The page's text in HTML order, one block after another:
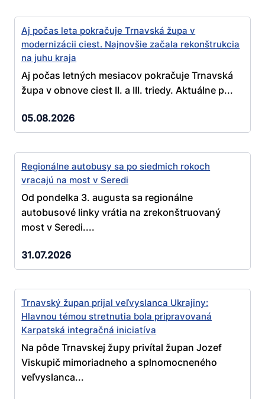
Aj počas leta pokračuje Trnavská župa v
modernizácii ciest. Najnovšie začala rekonštrukcia
na juhu kraja
Aj počas letných mesiacov pokračuje Trnavská
župa v obnove ciest II. a III. triedy. Aktuálne p...
05.08.2026
Regionálne autobusy sa po siedmich rokoch
vracajú na most v Seredi
Od pondelka 3. augusta sa regionálne
autobusové linky vrátia na zrekonštruovaný
most v Seredi....
31.07.2026
Trnavský župan prijal veľvyslanca Ukrajiny:
Hlavnou témou stretnutia bola pripravovaná
Karpatská integračná iniciatíva
Na pôde Trnavskej župy privítal župan Jozef
Viskupič mimoriadneho a splnomocneného
veľvyslanca...